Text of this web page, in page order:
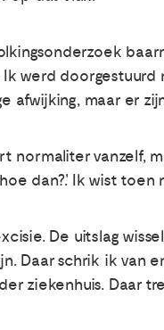
werd
afwijking, maar er
normaliter vanzelf,
dan?'. Ik wist toen
De uitslag
Daar schrik ik van
ziekenhuis. Daar